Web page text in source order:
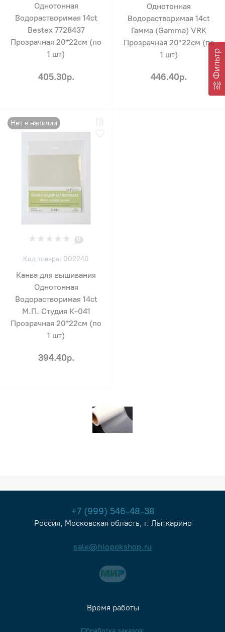
Фильтр
Однотонная
Водорастворимая 14ct
Bestex 7728437
Прозрачная 20*22см (по
1 шт)
405.30р.
Однотонная
Водорастворимая 14ct
Гамма (Gamma) VRK
Прозрачная 20*22см (по
1 шт)
446.40р.
Нет в наличии
0
Код товара: 002240
Канва для вышивания
Однотонная
Водорастворимая 14ct
М.П. Студия К-041
Прозрачная 20*22см (по
1 шт)
394.40р.
+7 (999) 546-48-38
Россия, Московская область, г. Лыткарино
sale@hlopokshop.ru
Время работы